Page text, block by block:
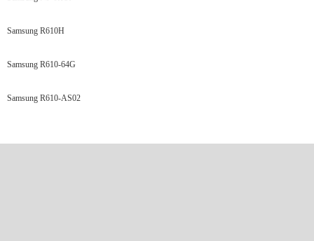
Samsung R610H
Samsung R610-64G
Samsung R610-AS02